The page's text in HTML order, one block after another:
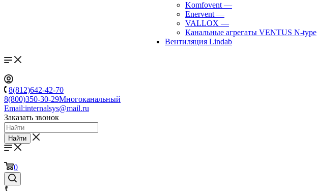
Komfovent —
Enervent —
VALLOX —
Канальные агрегаты VENTUS N-type
Вентиляция Lindab
8(812)642-42-70
8(800)350-30-29Многоканальный
Email:internalsys@mail.ru
Заказать звонок
Найти
0